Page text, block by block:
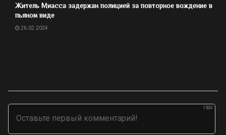
Житель Миасса задержан полицией за повторное вождение в
пьяном виде
26.02.2024
1500